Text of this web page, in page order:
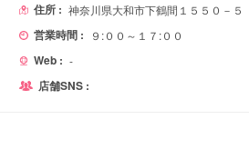
住所 : 神奈川県大和市下鶴間１５５０－５
営業時間 : ９:００～１７:００
Web : -
店舗SNS :